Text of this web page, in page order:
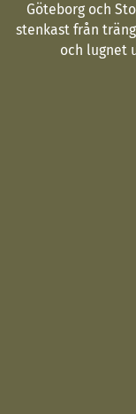
Göteborg och
stenkast från
och lugnet